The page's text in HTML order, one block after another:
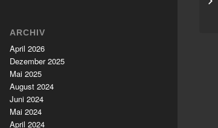
ARCHIV
April 2026
Dezember 2025
Mai 2025
August 2024
Juni 2024
Mai 2024
April 2024